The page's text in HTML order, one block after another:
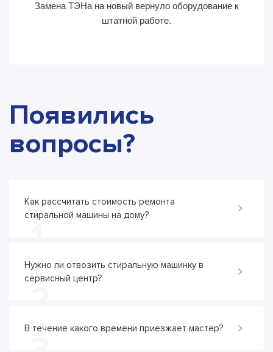
Замена ТЭНа на новый вернуло оборудование к
штатной работе.
Появились
вопросы?
Как рассчитать стоимость ремонта
стиральной машины на дому?
Нужно ли отвозить стиральную машинку в
сервисный центр?
В течение какого времени приезжает мастер?